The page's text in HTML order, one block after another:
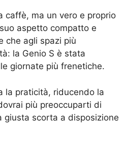
caffè, ma un vero e proprio
aspetto compatto e
che agli spazi più
la Genio S è stata
giornate più frenetiche.
la praticità, riducendo la
più preoccuparti di
giusta scorta a disposizione